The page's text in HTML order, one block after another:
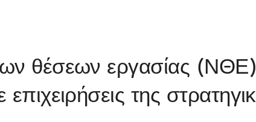
θέσεων εργασίας (ΝΘΕ)
της